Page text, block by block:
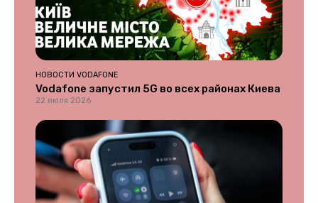
НОВОСТИ VODAFONE
Vodafone запустил 5G во всех районах Киева
22 июля 2026